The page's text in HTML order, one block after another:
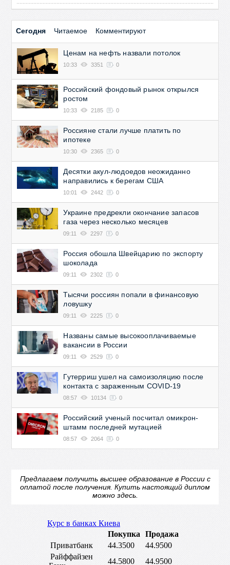
Сегодня Читаемое Комментируют
Ценам на нефть назвали потолок
10:33 3351 0
Российский фондовый рынок открылся
ростом
10:33 2185 0
Россияне стали лучше платить по
ипотеке
10:30 2365 0
Десятки акул-людоедов неожиданно
направились к берегам США
10:01 2442 0
Украине предрекли окончание запасов
газа через несколько месяцев
09:11 2297 0
Россия обошла Швейцарию по экспорту
шоколада
09:11 2302 0
Тысячи россиян попали в финансовую
ловушку
09:11 2225 0
Названы самые высокооплачиваемые
вакансии в России
09:11 2529 0
Гутерриш ушел на самоизоляцию после
контакта с зараженным COVID-19
08:57 10134 0
Российский ученый посчитал омикрон-
штамм последней мутацией
08:57 2064 0
Предлагаем получить высшее образование в России с
оплатой после получения. Купить настоящий диплом
можно здесь.